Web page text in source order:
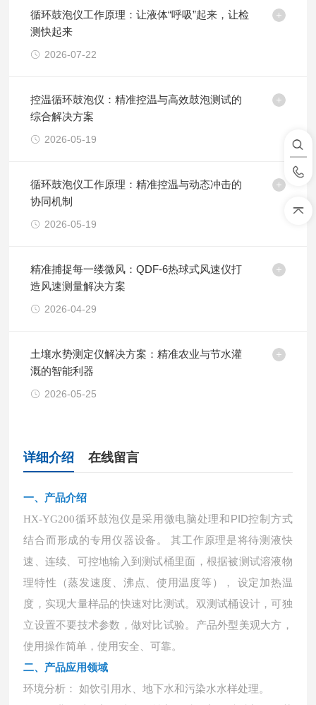
循环鼓泡仪工作原理：让液体“呼吸”起来，让检
测快起来
2026-07-22
控温循环鼓泡仪：精准控温与高效鼓泡测试的
综合解决方案
2026-05-19
循环鼓泡仪工作原理：精准控温与动态冲击的
协同机制
2026-05-19
精准捕捉每一缕微风：QDF-6热球式风速仪打
造风速测量解决方案
2026-04-29
土壤水势测定仪解决方案：精准农业与节水灌
溉的智能利器
2026-05-25
详细介绍 在线留言
一、 产品介绍
HX-YG200循环鼓泡仪是采用微电脑处理和PID控制方式
结合而形成的专用仪器设备。 其工作原理是将待测液快
速、连续、可控地输入到测试桶里面，根据被测试溶液物
理特性（蒸发速度、沸点、使用温度等）， 设定加热温
度，实现大量样品的快速对比测试。双测试桶设计，可独
立设置不要技术参数，做对比试验。产品外型美观大方，
使用操作简单，使用安全、可靠。
二、产品应用领域
环境分析： 如饮引用水、地下水和污染水水样处理。